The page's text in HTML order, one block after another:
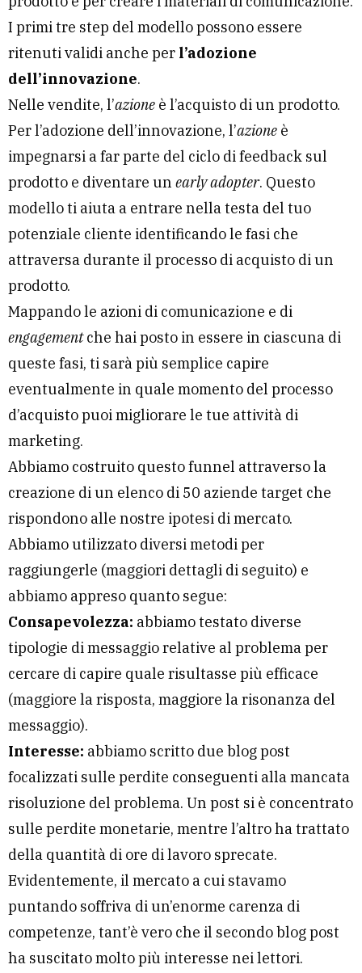
I primi tre step del modello possono essere
ritenuti validi anche per l’adozione
dell’innovazione.
Nelle vendite, l’azione è l’acquisto di un prodotto.
Per l’adozione dell’innovazione, l’azione è
impegnarsi a far parte del ciclo di feedback sul
prodotto e diventare un early adopter. Questo
modello ti aiuta a entrare nella testa del tuo
potenziale cliente identificando le fasi che
attraversa durante il processo di acquisto di un
prodotto.
Mappando le azioni di comunicazione e di
engagementche hai posto in essere in ciascuna di
queste fasi, ti sarà più semplice capire
eventualmente in quale momento del processo
d’acquisto puoi migliorare le tue attività di
marketing.
Abbiamo costruito questo funnel attraverso la
creazione di un elenco di 50 aziende target che
rispondono alle nostre ipotesi di mercato.
Abbiamo utilizzato diversi metodi per
raggiungerle (maggiori dettagli di seguito) e
abbiamo appreso quanto segue:
Consapevolezza: abbiamo testato diverse
tipologie di messaggio relative al problema per
cercare di capire quale risultasse più efficace
(maggiore la risposta, maggiore la risonanza del
messaggio).
Interesse: abbiamo scritto due blog post
focalizzati sulle perdite conseguenti alla mancata
risoluzione del problema. Un post si è concentrato
sulle perdite monetarie, mentre l’altro ha trattato
della quantità di ore di lavoro sprecate.
Evidentemente, il mercato a cui stavamo
puntando soffriva di un’enorme carenza di
competenze, tant’è vero che il secondo blog post
ha suscitato molto più interesse nei lettori.